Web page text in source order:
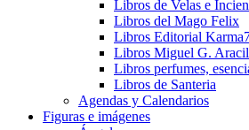
Libros de Velas e
Libros del Mago Felix
Libros Editorial
Libros Miguel G. Aracil
Libros perfumes,
Libros de Santeria
Agendas y Calendarios
Figuras e imágenes